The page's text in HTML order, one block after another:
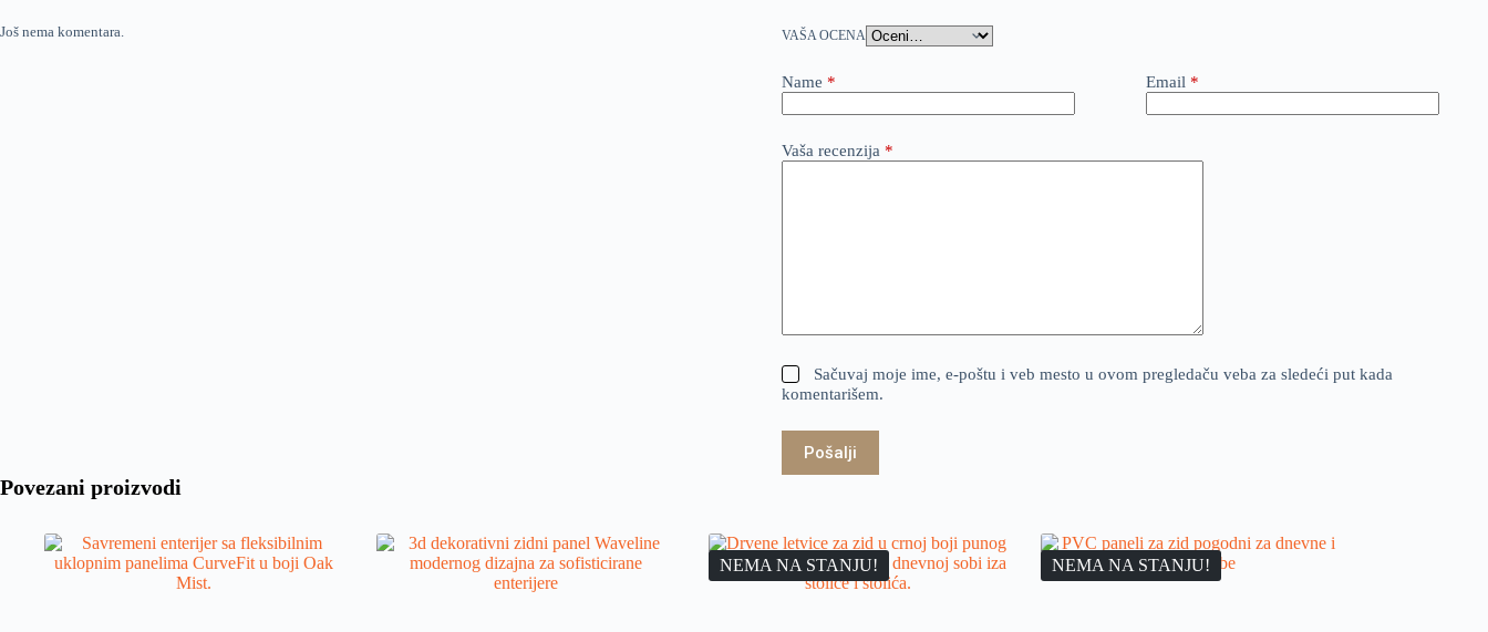
Još nema komentara. VAŠA OCENA
Name * Email*
Vaša recenzija *
Sačuvaj moje ime, e-poštu i veb mesto u ovom pregledaču veba za sledeći put kada
komentarišem.
Pošalji
Povezani proizvodi
NEMA NA STANJU! NEMA NA STANJU!